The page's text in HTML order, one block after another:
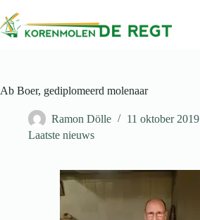
naar
de
Ab Boer, gediplomeerd molenaar
Ramon Dölle
11 oktober 2019
Laatste nieuws